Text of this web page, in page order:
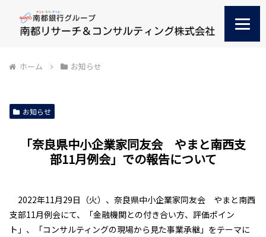
ホーム お知らせ
お知らせ
「奈良県中小企業家同友会 やまと南西支
部11月例会」での報告について
2022年11月29日（火）、奈良県中小企業家同友会 やまと南西
支部11月例会にて、「金融機関との付き合い方、評価ポイン
ト」、「コンサルティングの現場から見た事業承継」をテーマに